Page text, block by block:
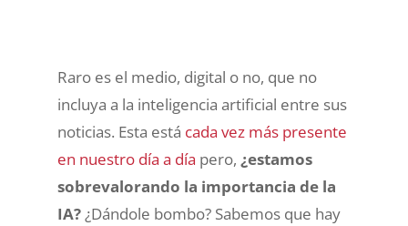
Raro es el medio, digital o no, que no
incluya a la inteligencia artificial entre sus
noticias. Esta está cada vez más presente
en nuestro día a día pero, ¿estamos
sobrevalorando la importancia de la
IA?¿Dándole bombo? Sabemos que hay